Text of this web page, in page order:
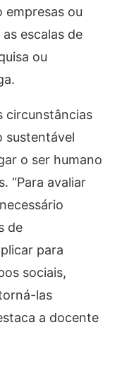
empresas ou
escalas de
ou
circunstâncias
sustentável
o ser humano
“Para avaliar
de
para
sociais,
las
a docente